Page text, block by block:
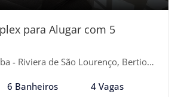
para Alugar com 5
- Riviera de São Lourenço, Bertioga-SP
6 Banheiros 4 Vagas